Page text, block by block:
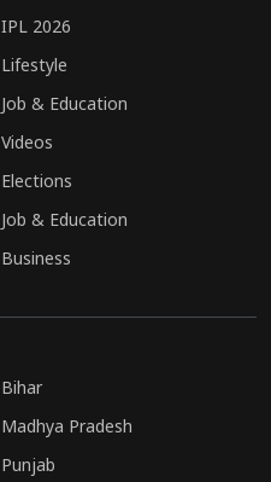
IPL 2026
Lifestyle
Job & Education
Videos
Elections
Job & Education
Business
Bihar
Madhya Pradesh
Punjab